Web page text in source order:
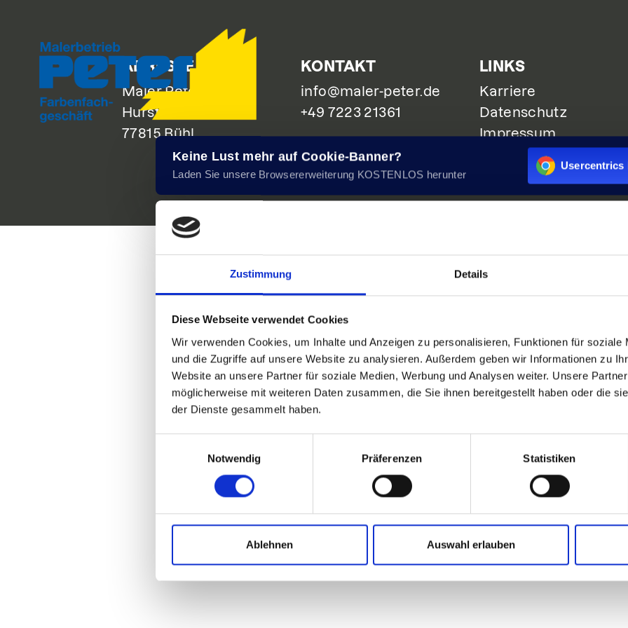
Keine Lust mehr auf Cookie-Banner?
Laden Sie unsere Browsererweiterung KOSTENLOS herunter
Usercentrics
Zustimmung Details
Diese Webseite verwendet Cookies
Wir verwenden Cookies, um Inhalte und Anzeigen zu personalisieren, Funktionen für soziale
und die Zugriffe auf unsere Website zu analysieren. Außerdem geben wir Informationen zu
Website an unsere Partner für soziale Medien, Werbung und Analysen weiter. Unsere
möglicherweise mit weiteren Daten zusammen, die Sie ihnen bereitgestellt haben oder die
der Dienste gesammelt haben.
Notwendig
Präferenzen Statistiken
Ablehnen Auswahl erlauben
springen
ADRESSE
Maler Peter GmbH
Hurststraße 21
77815 Bühl
KONTAKT
info@maler-peter.de
+49 7223 21361
LINKS
Karriere
Datenschutz
Impressum